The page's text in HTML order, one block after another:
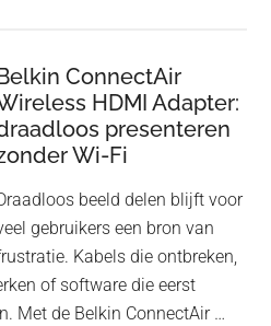
Speaker
in
een
twist
ConnectAir
HDMI Adapter:
presenteren
Wi-Fi
beeld delen blijft voor
gebruikers een bron van
Kabels die ontbreken,
of software die eerst
Met de Belkin ConnectAir …